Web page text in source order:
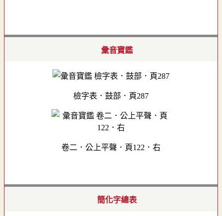
彙音寶鑑
檢字表．鼓部．頁287
卷二．公上平聲．頁122．右
簡化字總表